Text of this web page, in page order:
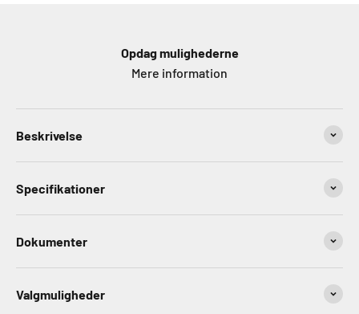
Opdag mulighederne
Mere information
Beskrivelse
Specifikationer
Dokumenter
Valgmuligheder